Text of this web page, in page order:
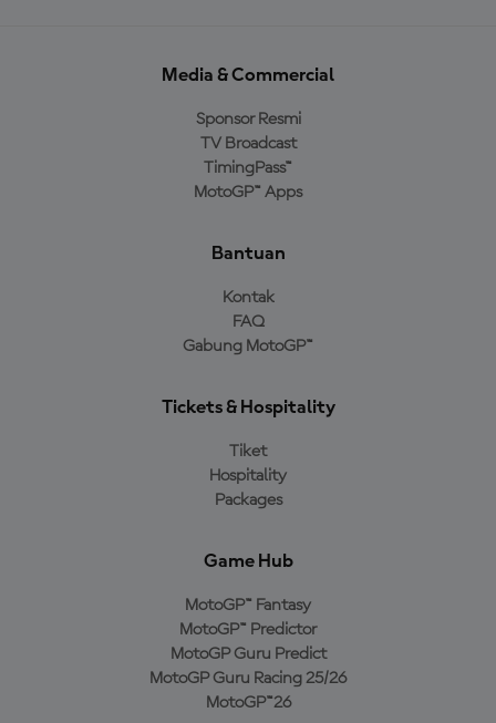
Media & Commercial
Sponsor Resmi
TV Broadcast
TimingPass™
MotoGP™ Apps
Bantuan
Kontak
FAQ
Gabung MotoGP™
Tickets & Hospitality
Tiket
Hospitality
Packages
Game Hub
MotoGP™ Fantasy
MotoGP™ Predictor
MotoGP Guru Predict
MotoGP Guru Racing 25/26
MotoGP™26